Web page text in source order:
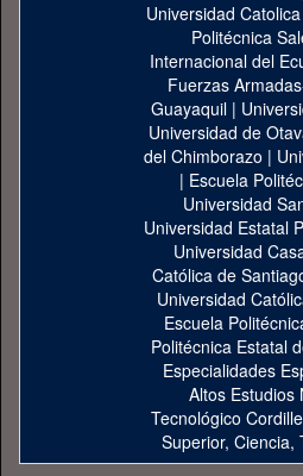
Universidad
Politécnica
Internacional del
Fuerzas
Guayaquil|
Universidad de
del Chimborazo |
| Escuela
Universidad
Universidad Estatal
Universidad
Católica de
Universidad
Escuela
Politécnica Estatal
Especialidades
Altos Estudios
Tecnológico
Superior, Ciencia,